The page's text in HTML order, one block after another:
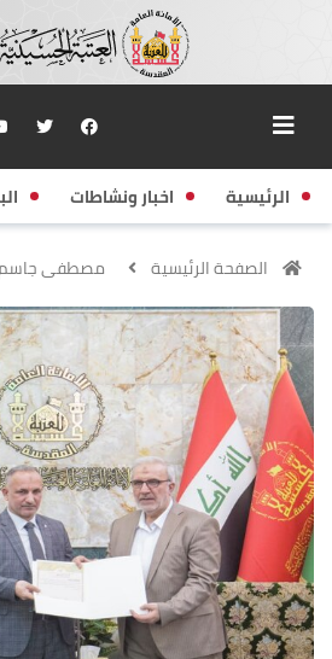
الرئيسية اخبار ونشاطات
الصفحة الرئيسية مصطفى جاسم